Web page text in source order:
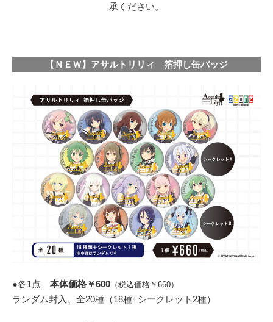
承ください。
【ＮＥＷ】アサルトリリィ 箔押し缶バッジ
●各1点 本体価格￥600 （税込価格￥660）
ランダム封入、全20種（18種+シークレット2種）